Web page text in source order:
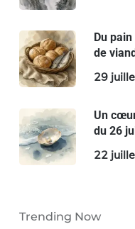
Du
de
29
Un
du 26
22
Trending Now